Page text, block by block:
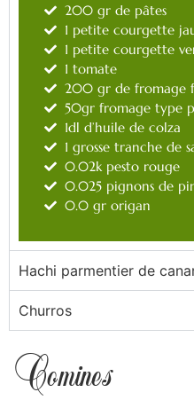
200 gr de pâtes
1 petite courgette
1 petite courgette
1 tomate
200 gr de fromage
50gr fromage type
1dl d’huile de colza
1 grosse tranche de
0.02k pesto rouge
0.025 pignons de
0.0 gr origan
Hachi parmentier de
Churros
Comines